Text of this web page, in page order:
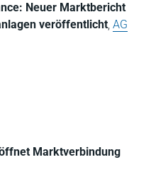
Neuer Marktbericht
veröffentlicht, AG
Marktverbindung